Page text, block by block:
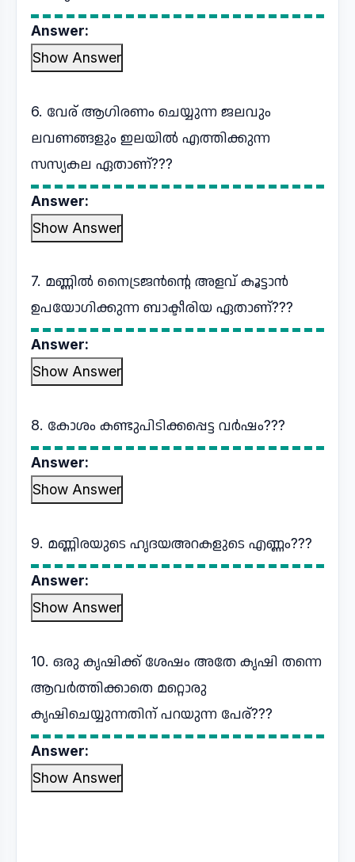
Answer:
Show Answer
6. വേര് ആഗിരണം ചെയ്യുന്ന ജലവും
ലവണങ്ങളും ഇലയിൽ എത്തിക്കുന്ന
സസ്യകല ഏതാണ്???
Answer:
Show Answer
7. മണ്ണിൽ നൈട്രജൻന്റെ അളവ് കൂട്ടാൻ
ഉപയോഗിക്കുന്ന ബാക്ടീരിയ ഏതാണ്???
Answer:
Show Answer
8. കോശം കണ്ടുപിടിക്കപ്പെട്ട വർഷം???
Answer:
Show Answer
9. മണ്ണിരയുടെ ഹൃദയഅറകളുടെ എണ്ണം???
Answer:
Show Answer
10. ഒരു കൃഷിക്ക് ശേഷം അതേ കൃഷി തന്നെ
ആവർത്തിക്കാതെ മറ്റൊരു
കൃഷിചെയ്യുന്നതിന് പറയുന്ന പേര്???
Answer:
Show Answer